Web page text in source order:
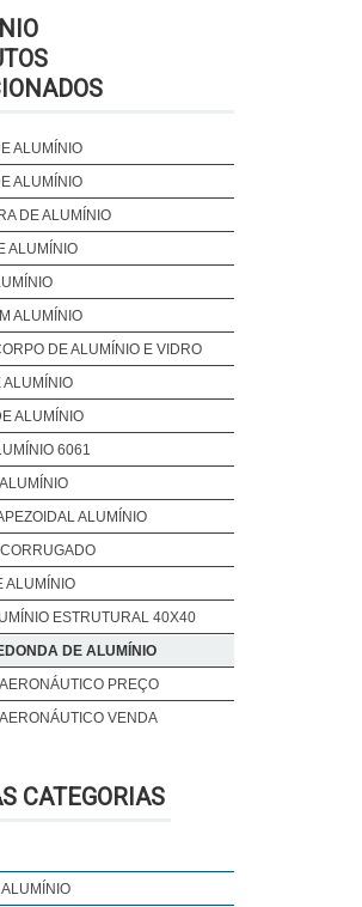
ALUMÍNIO
ALUMÍNIO
DE ALUMÍNIO
ALUMÍNIO
ALUMÍNIO
DE ALUMÍNIO E VIDRO
ALUMÍNIO
ALUMÍNIO
6061
ALUMÍNIO
ALUMÍNIO
ESTRUTURAL 40X40
DE ALUMÍNIO
PREÇO
VENDA
PARA ISOLAMENTO
COM CABO TERRA
COM CORDOALHA
CATEGORIAS